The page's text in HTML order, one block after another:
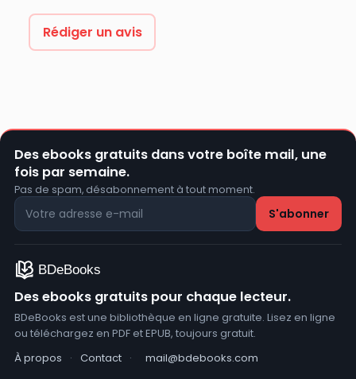
Rédiger un avis
Des ebooks gratuits dans votre boîte mail, une
fois par semaine.
Pas de spam, désabonnement à tout moment.
Des ebooks gratuits pour chaque lecteur.
BDeBooks est une bibliothèque en ligne gratuite. Lisez en ligne
ou téléchargez en PDF et EPUB, toujours gratuit.
À propos
· Contact · mail@bdebooks.com